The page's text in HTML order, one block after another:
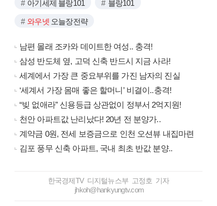
아기세제 블랑101 블랑101
와우넷 오늘장전략
남편 몰래 조카와 데이트한 여성.. 충격!
삼성 반도체 옆, 고덕 신축 반드시 지금 사라!
세계에서 가장 큰 중요부위를 가진 남자의 진실
‘세계서 가장 몸매 좋은 할머니’ 비결이..충격!
“빚 없애라” 신용등급 상관없이 정부서 2억지원!
천안 아파트값 난리났다! 20년 전 분양가..
계약금 0원, 전세 보증금으로 인천 오션뷰 내집마련
김포 풍무 신축 아파트, 국내 최초 반값 분양..
한국경제TV 디지털뉴스부 고정호 기자
jhkoh@hankyungtv.com